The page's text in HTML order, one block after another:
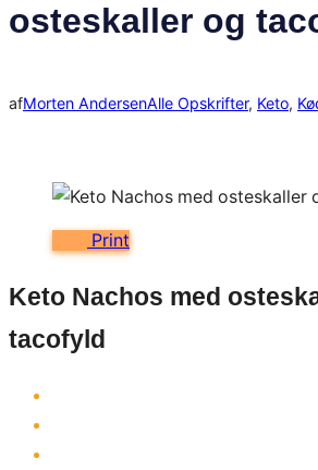
osteskaller og
afMorten AndersenAlle Opskrifter, Keto,
Print
Keto Nachos med
tacofyld